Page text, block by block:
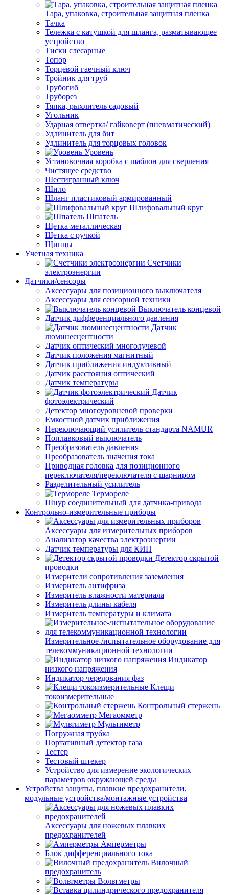
Тара, упаковка, строительная защитная пленка
Тачка
Тележка с катушкой для шланга, разматывающее
устройство
Тиски слесарные
Топор
Торцевой гаечный ключ
Тройник для труб
Трубогиб
Труборез
Тяпка, рыхлитель садовый
Угольник
Ударная отвертка/ гайковерт (пневматический)
Удлинитель для бит
Удлинитель для торцовых головок
Уровень
Установочная коробка с шаблон для сверления
Чистящее средство
Шестигранный ключ
Шило
Шланг пластиковый армированный
Шлифовальный круг
Шпатель
Щетка металлическая
Щетка с ручкой
Щипцы
Учетная техника
Счетчики
электроэнергии
Датчики/сенсоры
Аксессуары для позиционного выключателя
Аксессуары для сенсорной техники
Выключатель концевой
Датчик дифференциального давления
Датчик
люминесцентности
Датчик оптический многолучевой
Датчик положения магнитный
Датчик приближения индуктивный
Датчик расстояния оптический
Датчик температуры
Датчик
фотоэлектрический
Детектор многоуровневой проверки
Емкостной датчик приближения
Переключающий усилитель стандарта NAMUR
Поплавковый выключатель
Преобразователь давления
Преобразователь значения тока
Приводная головка для позиционного
переключателя/переключателя с шарниром
Разделительный усилитель
Термореле
Шнур соединительный для датчика-привода
Контрольно-измерительные приборы
Аксессуары для измерительных приборов
Анализатор качества электроэнергии
Датчик температуры для КИП
Детектор скрытой
проводки
Измерители сопротивления заземления
Измеритель антифриза
Измеритель влажности материала
Измеритель длины кабеля
Измеритель температуры и климата
Измерительное-/испытательное оборудование для
телекоммуникационной технологии
Индикатор
низкого напряжения
Индикатор чередования фаз
Клещи
токоизмерительные
Контрольный стержень
Мегаомметр
Мультиметр
Погружная трубка
Портативный детектор газа
Тестер
Тестовый штекер
Устройство для измерение экологических
параметров окружающей среды
Устройства защиты, плавкие предохранители,
модульные устройства/монтажные устройства
Аксессуары для ножевых плавких
предохранителей
Амперметры
Блок дифференциального тока
Вилочный
предохранитель
Вольтметры